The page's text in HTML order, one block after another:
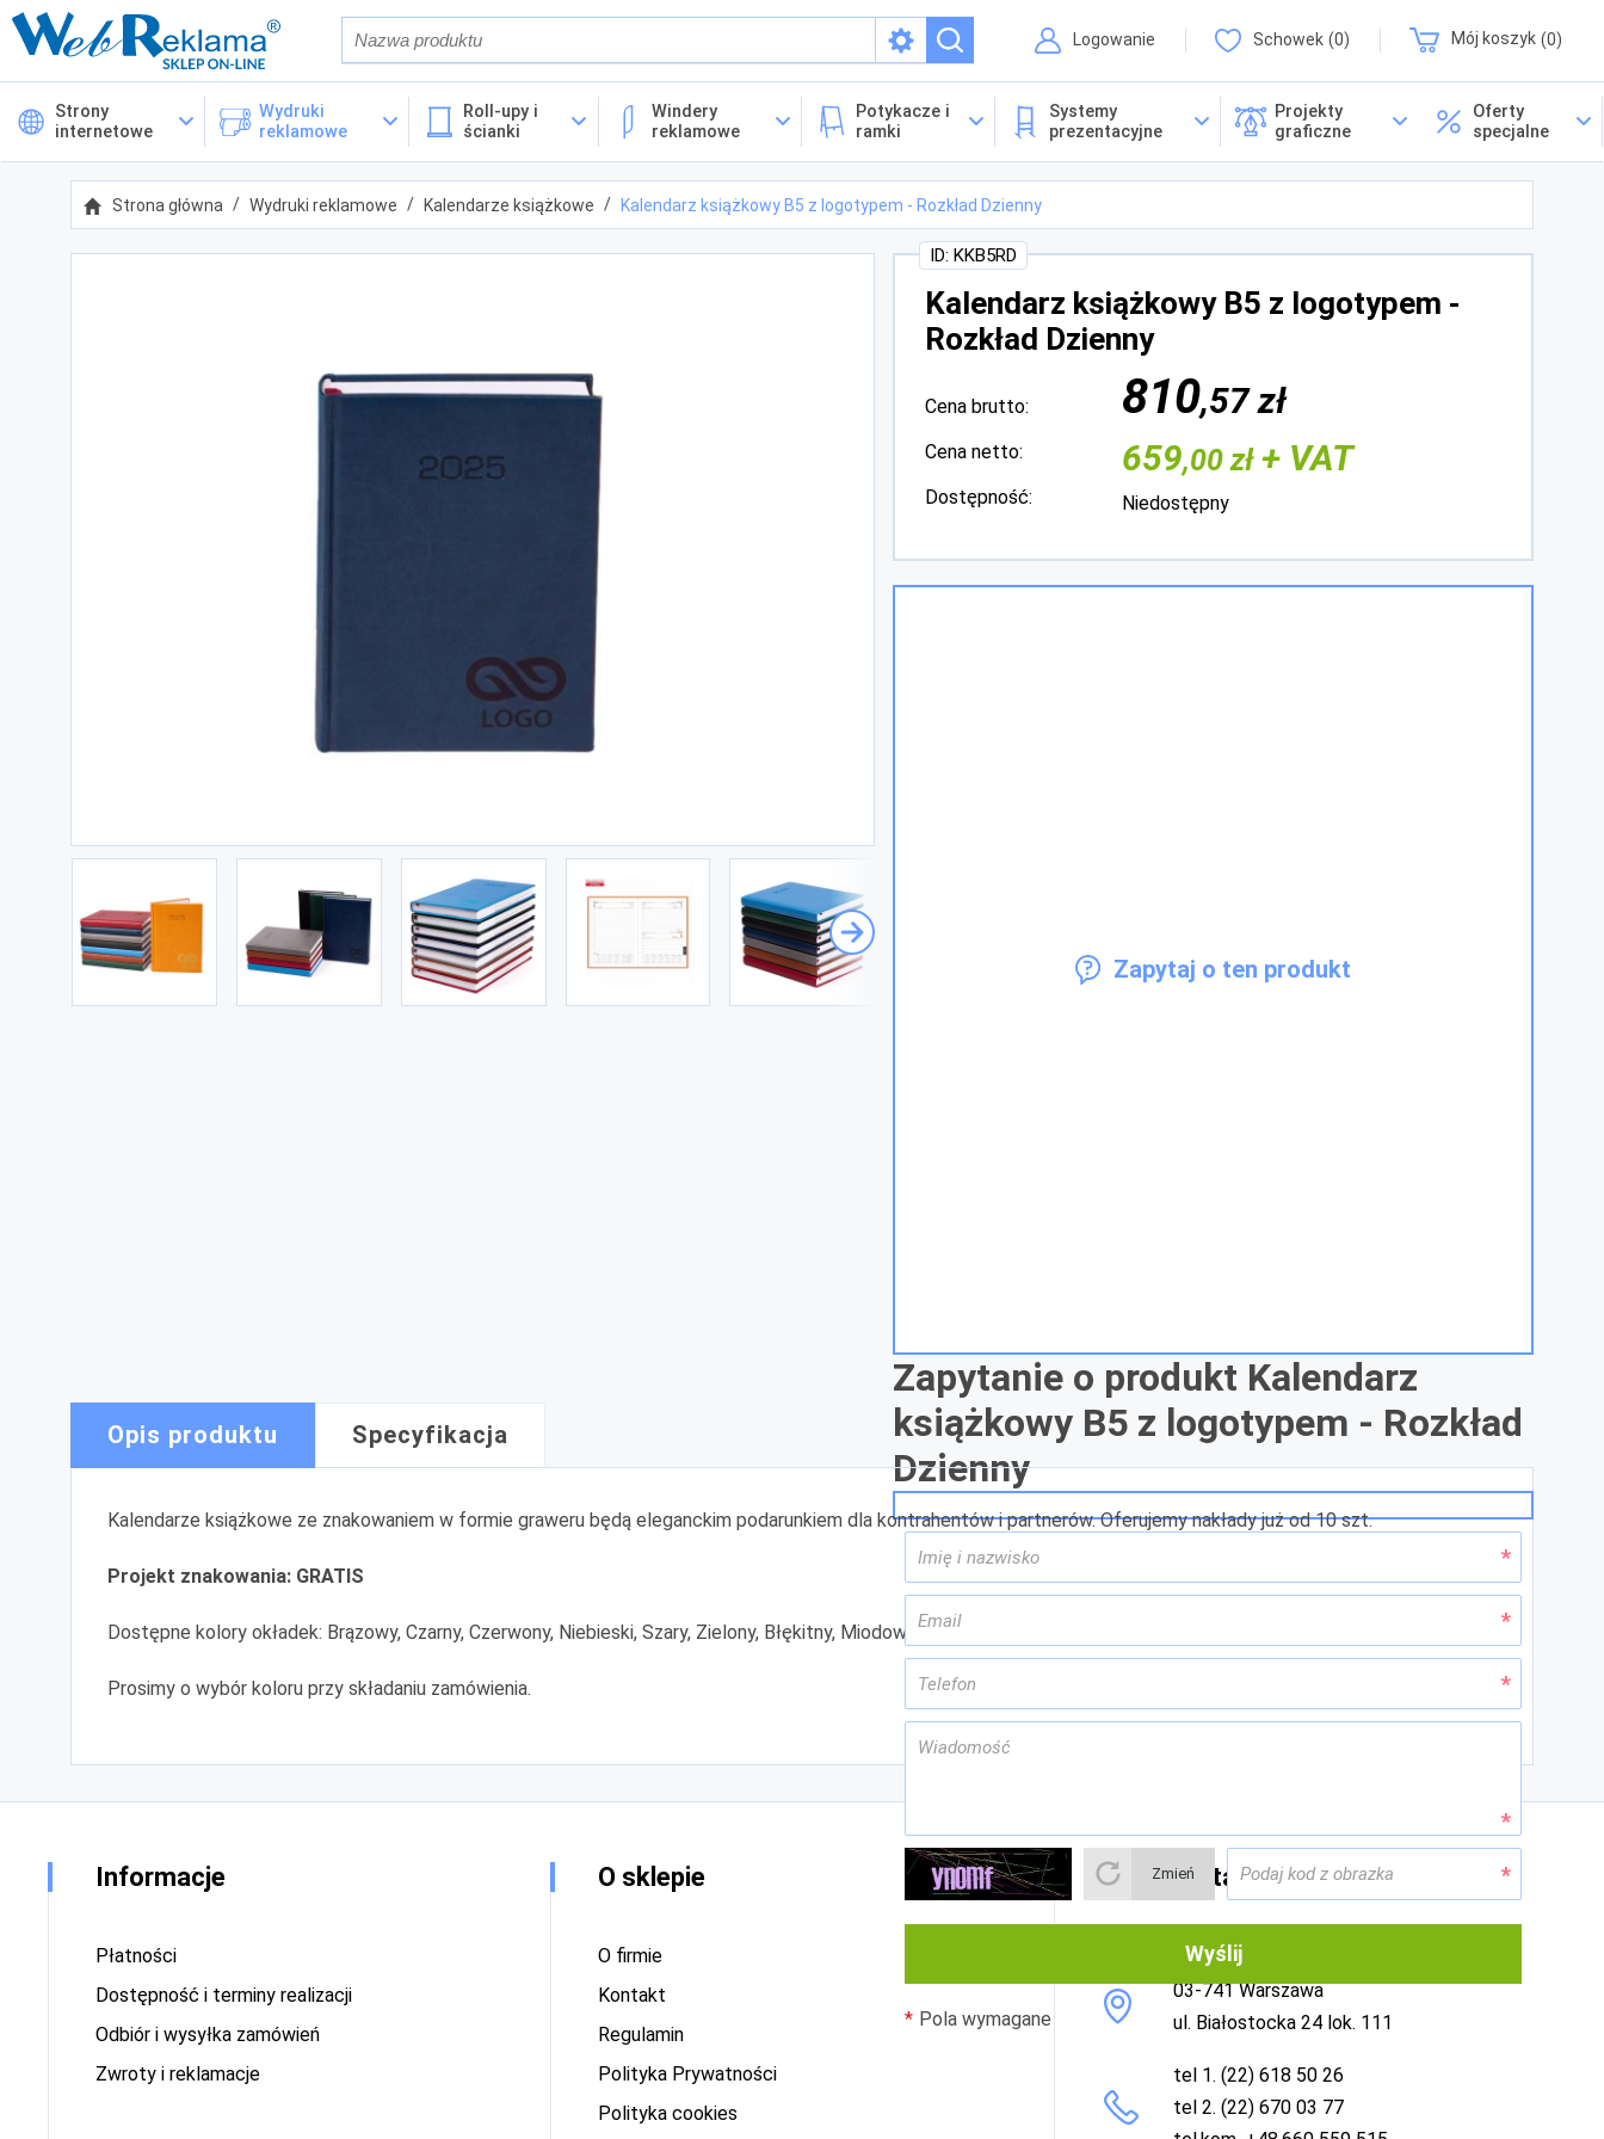
Również w opisach
Cena
Kategorie
Logowanie Schowek 0 Mój koszyk 0
Strony
internetowe
Wydruki
reklamowe
Roll-upy i
ścianki
Windery
reklamowe
Potykacze i
ramki
Systemy
prezentacyjne
Projekty
graficzne
Oferty
specjalne
Strona główna Wydruki reklamowe Kalendarze książkowe Kalendarz książkowy B5 z logotypem - Rozkład Dzienny
Kalendarz książkowy B5 z logotypem -
Rozkład Dzienny
ID: KKB5RD
Cena brutto: 810,57 zł
Cena netto: 659,00 zł+ VAT
Dostępność: Niedostępny
Zapytaj o ten produkt
Zapytanie o produkt Kalendarz
książkowy B5 z logotypem - Rozkład
Dzienny
Zmień
Wyślij
Pola wymagane
Opis produktu Specyfikacja
Kalendarze książkowe ze znakowaniem w formie graweru będą eleganckim podarunkiem dla kontrahentów i partnerów. Oferujemy nakłady już od 10 szt.
Projekt znakowania: GRATIS
Dostępne kolory okładek: Brązowy, Czarny, Czerwony, Niebieski, Szary, Zielony, Błękitny, Miodowy
Prosimy o wybór koloru przy składaniu zamówienia.
Informacje
Płatności
Dostępność i terminy realizacji
Odbiór i wysyłka zamówień
Zwroty i reklamacje
O sklepie
O firmie
Kontakt
Regulamin
Polityka Prywatności
Polityka cookies
Dane kontaktowe
WebReklama
03-741 Warszawa
ul. Białostocka 24 lok. 111
tel 1. (22) 618 50 26
tel 2. (22) 670 03 77